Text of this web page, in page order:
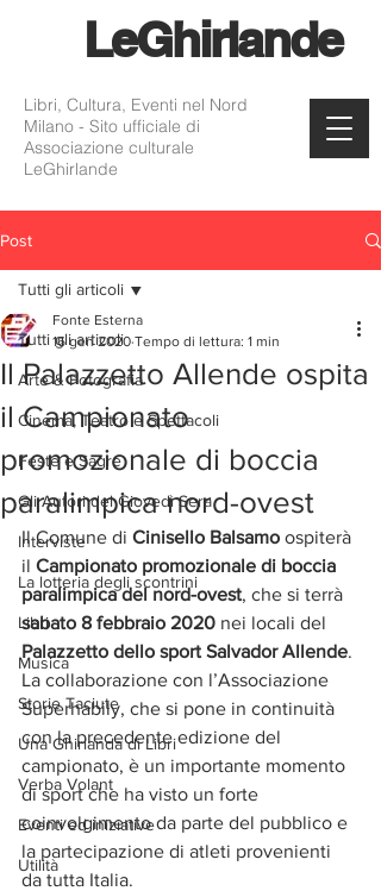
LeGhirlande
Libri, Cultura, Eventi nel Nord
Milano - Sito ufficiale di
Associazione culturale
LeGhirlande
Post
Tutti gli articoli
Arte & Fotografia
Cinema, Teatro e Spettacoli
Feste e Sagre
Gli Autori del Giovedì Sera
Interviste
La lotteria degli scontrini
Libri
Musica
Storie Taciute
Una Ghirlanda di Libri
Verba Volant
Eventi ed iniziative
Utilità
Tutti gli articoli
Il Palazzetto Allende ospita
il Campionato
promozionale di boccia
paralimpica nord-ovest
Fonte Esterna
16 gen 2020 Tempo di lettura: 1 min
Il Comune di Cinisello Balsamo ospiterà
il Campionato promozionale di boccia
paralimpica del nord-ovest, che si terrà
sabato 8 febbraio 2020 nei locali del
Palazzetto dello sport Salvador Allende.
La collaborazione con l’Associazione
Superhabily, che si pone in continuità
con la precedente edizione del
campionato, è un importante momento
di sport che ha visto un forte
coinvolgimento da parte del pubblico e
la partecipazione di atleti provenienti
da tutta Italia.